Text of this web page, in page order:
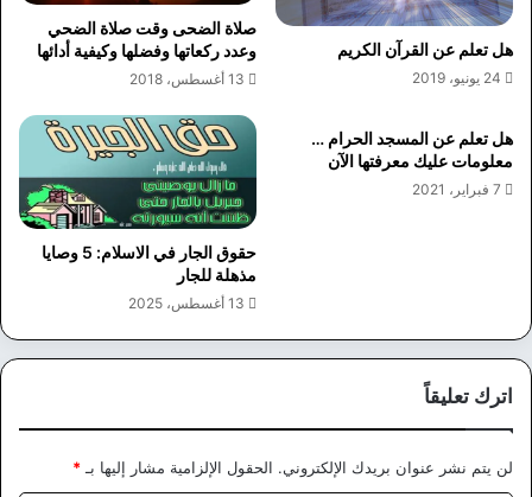
هل تعلم عن القرآن الكريم
24 يونيو، 2019
صلاة الضحى وقت صلاة الضحي
وعدد ركعاتها وفضلها وكيفية أدائها
13 أغسطس، 2018
هل تعلم عن المسجد الحرام …
معلومات عليك معرفتها الآن
7 فبراير، 2021
حقوق الجار في الاسلام: 5 وصايا
مذهلة للجار
13 أغسطس، 2025
اترك تعليقاً
لن يتم نشر عنوان بريدك الإلكتروني. الحقول الإلزامية مشار إليها بـ *